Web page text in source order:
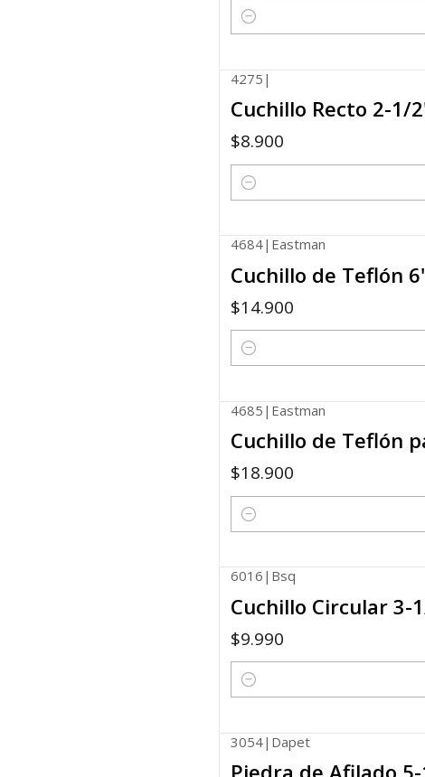
Quantity
4275 |
Cuchillo Recto 2-1/
$8.900
Quantity
4684| Eastman
Cuchillo de Teflón
$14.900
Quantity
4685 | Eastman
Cuchillo de Teflón
$18.900
Quantity
6016 | Bsq
Cuchillo Circular 3-
$9.990
Quantity
3054| Dapet